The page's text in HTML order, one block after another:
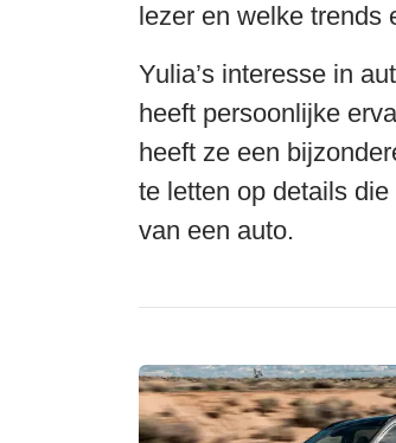
lezer en welke trends
Yulia’s interesse in
heeft persoonlijke
heeft ze een
te letten op details
van een auto.